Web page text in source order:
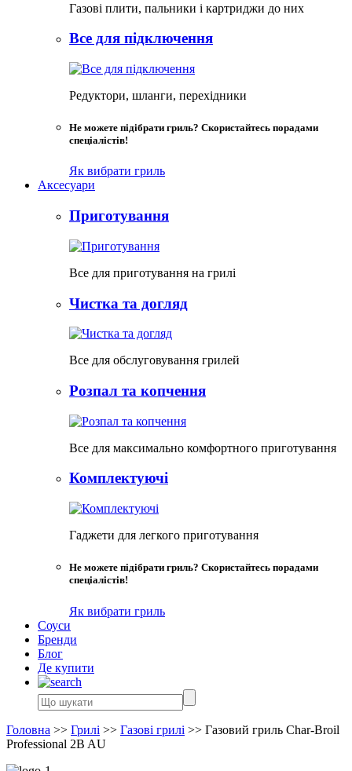
Газові плити, пальники і картриджи до них
Все для підключення
Редуктори, шланги, перехідники
Не можете підібрати гриль? Скористайтесь порадами
спеціалістів!
Як вибрати гриль
Аксесуари
Приготування
Все для приготування на грилі
Чистка та догляд
Все для обслуговування грилей
Розпал та копчення
Все для максимально комфортного приготування
Комплектуючі
Гаджети для легкого приготування
Не можете підібрати гриль? Скористайтесь порадами
спеціалістів!
Як вибрати гриль
Соуси
Бренди
Блог
Де купити
Головна >> Грилі >> Газові грилі >> Газовий гриль Char-Broil
Professional 2B AU